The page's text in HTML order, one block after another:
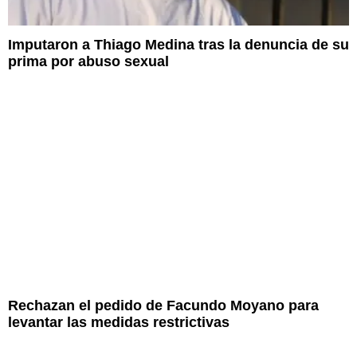
Imputaron a Thiago Medina tras la denuncia de su
prima por abuso sexual
Rechazan el pedido de Facundo Moyano para
levantar las medidas restrictivas